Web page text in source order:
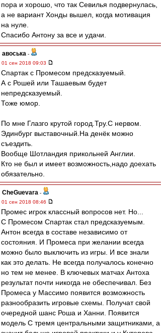
пора и хорошо, что так Севилья подвернулась,
а не вариант Хонды вышел, когда мотивация
на нуле.
Спасибо Антону за все и удачи.
авоська -
01 сен 2018 09:03
Спартак с Промесом предсказуемый.
А с Рошей или Ташаевым будет
непредсказуемый.
Тоже юмор.
По мне Глазго крутой город.Тру.С нервом.
Эдинбург выставочный.На денёк можно
съездить.
Вообще Шотландия прикольней Англии.
Кто не был и имеет возможность,надо доехать
обязательно.
CheGuevara -
01 сен 2018 08:46
Промес игрок классный вопросов нет. Но...
С Промесом Спартак стал предсказуемым.
Антон всегда в составе независимо от
состояния. И Промеса при желании всегда
можно было выключить из игры. И все знали
как это делать. Не всегда получалось конечно
но тем не менее. В ключевых матчах Антоха
результат почти никогда не обеспечивал. Без
Промеса у Массимо появится возможность
разнообразить игровые схемы. Получат свой
очередной шанс Роша и Ханни. Появится
модель С тремя центральными защитниками, а